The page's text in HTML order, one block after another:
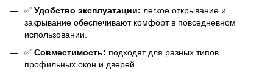
✅ Удобство эксплуатации: легкое открывание и
закрывание обеспечивают комфорт в повседневном
использовании.
✅ Совместимость: подходят для разных типов
профильных окон и дверей.